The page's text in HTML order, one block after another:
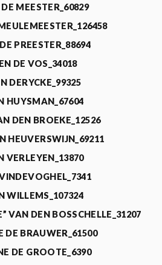
MEESTER_60829
PREESTER_88694
DE VOS_34018
DERYCKE_99325
HUYSMAN_67604
DEN BROEKE_12526
HEUVERSWIJN_69211
VERLEYEN_13870
WILLEMS_107324
VAN DEN BOSSCHELLE_31207
DE BRAUWER_61500
DE GROOTE_6390